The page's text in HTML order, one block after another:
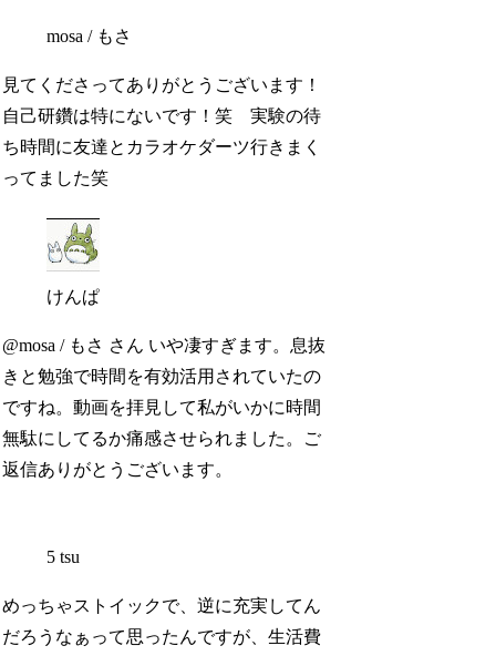
mosa / もさ
見てくださってありがとうございます！
自己研鑽は特にないです！笑 実験の待
ち時間に友達とカラオケダーツ行きまく
ってました笑
けんぱ
@mosa / もさ さん いや凄すぎます。息抜
きと勉強で時間を有効活用されていたの
ですね。動画を拝見して私がいかに時間
無駄にしてるか痛感させられました。ご
返信ありがとうございます。
5 tsu
めっちゃストイックで、逆に充実してん
だろうなぁって思ったんですが、生活費